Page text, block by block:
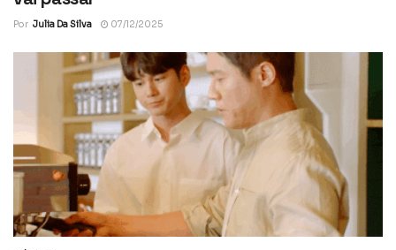
Por Julia Da Silva 07/12/2025